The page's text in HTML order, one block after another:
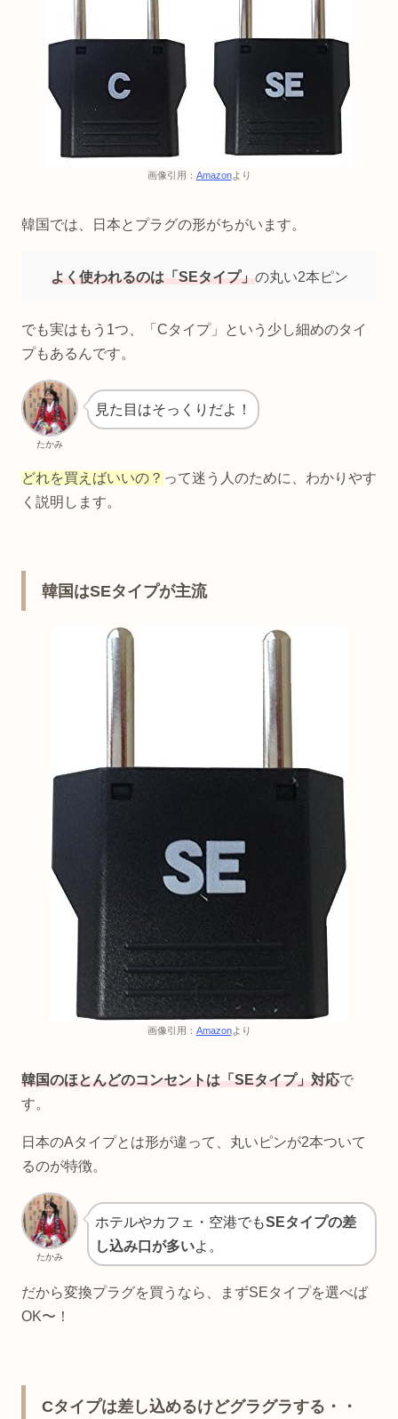
画像引用： Amazonより
韓国では、日本とプラグの形がちがいます。
よく使われるのは「SEタイプ」 の丸い2本ピン
でも実はもう1つ、「Cタイプ」という少し細めのタイ
プもあるんです。
たかみ
見た目はそっくりだよ！
どれを買えばいいの？ って迷う人のために、わかりやす
く説明します。
韓国はSEタイプが主流
画像引用： Amazonより
韓国のほとんどのコンセントは「SEタイプ」対応で
す。
日本のAタイプとは形が違って、丸いピンが2本ついて
るのが特徴。
たかみ
ホテルやカフェ・空港でもSEタイプの差
し込み口が多いよ。
だから変換プラグを買うなら、まずSEタイプを選べば
OK〜！
Cタイプは差し込めるけどグラグラする・・